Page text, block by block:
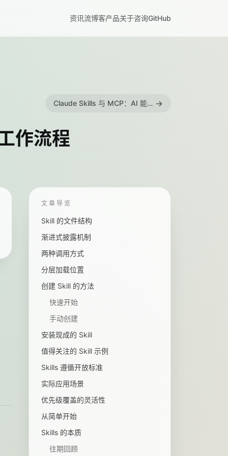
资讯流博客产品关于咨询GitHub
Claude Skills 与 MCP：AI 能力扩展的两种哲学 →
作流程
文章导览
Skill 的文件结构
渐进式披露机制
两种调用方式
分层加载位置
创建 Skill 的方法
快速开始
手动创建
安装现成的 Skill
值得关注的 Skill 示例
Skills 遵循开放标准
实际应用场景
优先级覆盖的灵活性
从简单开始
Skills 的本质
往期回顾